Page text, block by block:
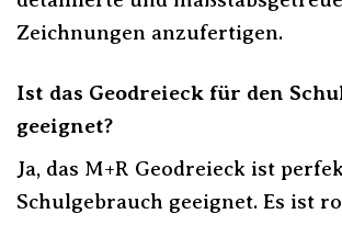
Zeichnungen anzufertigen.
Ist das Geodreieck für den
geeignet?
Ja, das M+R Geodreieck ist
Schulgebrauch geeignet. Es ist